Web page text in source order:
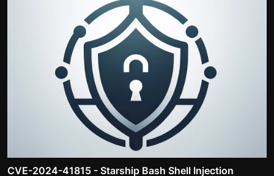
CVE-2024-41815 - Starship Bash Shell Injection